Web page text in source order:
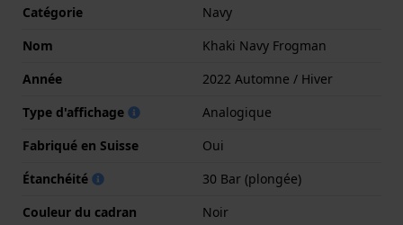
Catégorie
Navy
Nom
Khaki Navy Frogman
Année
2022 Automne / Hiver
Type d'affichage
Analogique
Fabriqué en Suisse
Oui
Étanchéité
30 Bar (plongée)
Couleur du cadran
Noir